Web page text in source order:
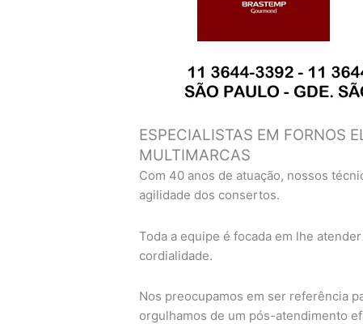
ESPECIALISTAS EM FORNOS
MULTIMARCAS
Com 40 anos de atuação, nossos
agilidade dos consertos.
Toda a equipe é focada em lhe
cordialidade.
Nos preocupamos em ser referência
orgulhamos de um pós-atendimento